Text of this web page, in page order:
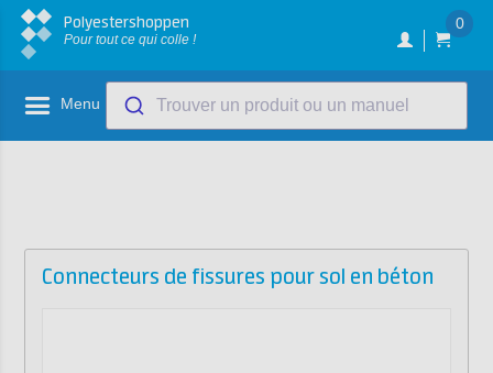
Polyestershoppen
Pour tout ce qui colle !
0
Menu Trouver un produit ou un manuel
Connecteurs de fissures pour sol en béton